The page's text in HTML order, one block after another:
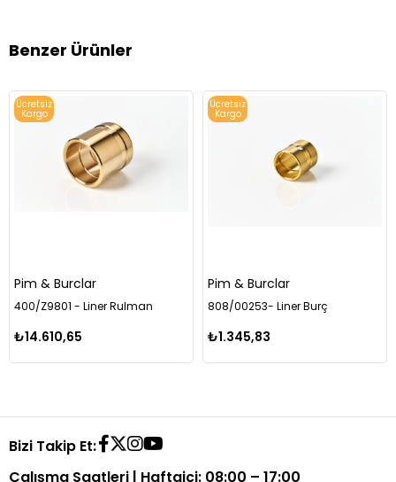
Benzer Ürünler
Pim & Burclar
400/Z9801 - Liner Rulman
₺14.610,65
Ücretsiz
Kargo
Pim & Burclar
808/00253- Liner Burç
₺1.345,83
Ücretsiz
Kargo
Bizi Takip Et:
Çalışma Saatleri | Haftaiçi: 08:00 – 17:00